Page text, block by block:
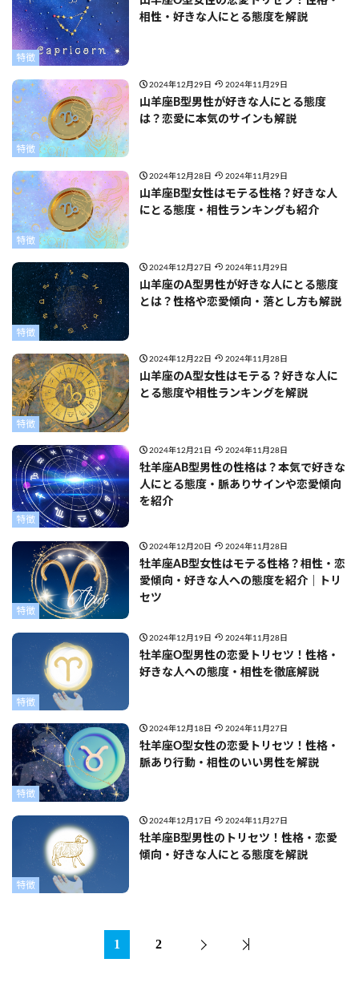
特徴
相性・好きな人にとる態度を解説
特徴
2024年12月29日 2024年11月29日
山羊座B型男性が好きな人にとる態度
は？恋愛に本気のサインも解説
特徴
2024年12月28日 2024年11月29日
山羊座B型女性はモテる性格？好きな人
にとる態度・相性ランキングも紹介
特徴
2024年12月27日 2024年11月29日
山羊座のA型男性が好きな人にとる態度
とは？性格や恋愛傾向・落とし方も解説
特徴
2024年12月22日 2024年11月28日
山羊座のA型女性はモテる？好きな人に
とる態度や相性ランキングを解説
特徴
2024年12月21日 2024年11月28日
牡羊座AB型男性の性格は？本気で好きな
人にとる態度・脈ありサインや恋愛傾向
を紹介
特徴
2024年12月20日 2024年11月28日
牡羊座AB型女性はモテる性格？相性・恋
愛傾向・好きな人への態度を紹介｜トリ
セツ
特徴
2024年12月19日 2024年11月28日
牡羊座O型男性の恋愛トリセツ！性格・
好きな人への態度・相性を徹底解説
特徴
2024年12月18日 2024年11月27日
牡羊座O型女性の恋愛トリセツ！性格・
脈あり行動・相性のいい男性を解説
特徴
2024年12月17日 2024年11月27日
牡羊座B型男性のトリセツ！性格・恋愛
傾向・好きな人にとる態度を解説
1 2